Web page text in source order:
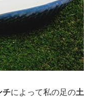
チによって私の足の土